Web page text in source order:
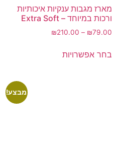
מארז מגבות ענקיות איכותיות
ורכות במיוחד – Extra Soft
₪79.00
–
₪210.00
בחר אפשרויות
מבצע!